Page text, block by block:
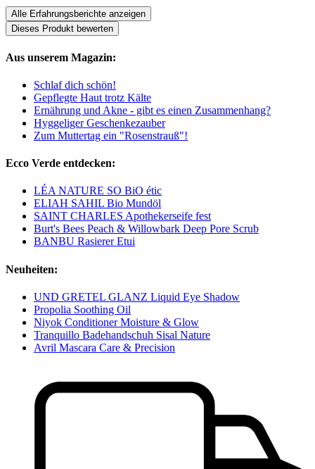
Alle Erfahrungsberichte anzeigen
Dieses Produkt bewerten
Aus unserem Magazin:
Schlaf dich schön!
Gepflegte Haut trotz Kälte
Ernährung und Akne - gibt es einen Zusammenhang?
Hyggeliger Geschenkezauber
Zum Muttertag ein "Rosenstrauß"!
Ecco Verde entdecken:
LÉA NATURE SO BiO étic
ELIAH SAHIL Bio Mundöl
SAINT CHARLES Apothekerseife fest
Burt's Bees Peach & Willowbark Deep Pore Scrub
BANBU Rasierer Etui
Neuheiten:
UND GRETEL GLANZ Liquid Eye Shadow
Propolia Soothing Oil
Niyok Conditioner Moisture & Glow
Tranquillo Badehandschuh Sisal Nature
Avril Mascara Care & Precision